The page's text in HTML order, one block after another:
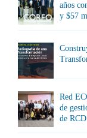
años
y $57
Red
de
de RCD